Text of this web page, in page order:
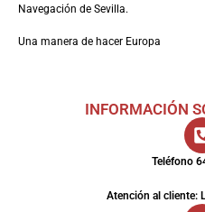
Navegación de Sevilla.
Una manera de hacer Europa
INFORMACIÓN
Teléfono
Atención al cliente: